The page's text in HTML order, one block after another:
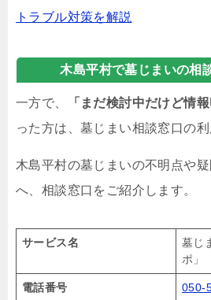
トラブル対策を解説
木島平村で墓じまいの相
一方で、 「まだ検討中だけど情
った方は、墓じまい相談窓口の利
木島平村の墓じまいの不明点や
へ、相談窓口をご紹介します。
サービス名
墓じ
ポ」
電話番号 050-